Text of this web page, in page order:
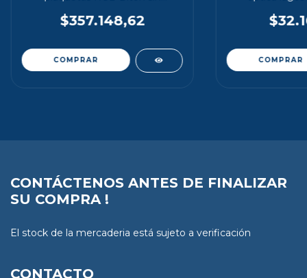
$357.148,62
CONTÁCTENOS ANTES DE FINALIZAR
SU COMPRA !
El stock de la mercaderia está sujeto a verificación
CONTACTO